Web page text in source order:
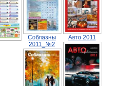
Соблазны
2011_№2
Авто 2011